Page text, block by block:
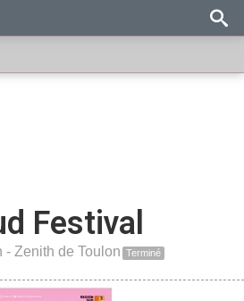
Festival
- Zenith de Toulon Terminé